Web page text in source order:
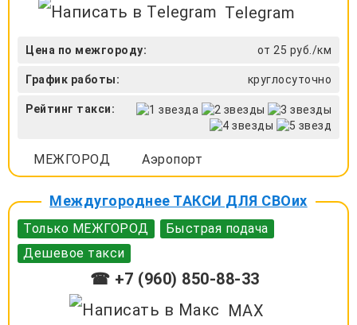
Telegram
Цена по межгороду: от 25 руб./км
График работы: круглосуточно
Рейтинг такси:
МЕЖГОРОД Аэропорт
Междугороднее ТАКСИ ДЛЯ СВОих
Только МЕЖГОРОД
Быстрая подача
Дешевое такси
☎ +7 (960) 850-88-33
MAX